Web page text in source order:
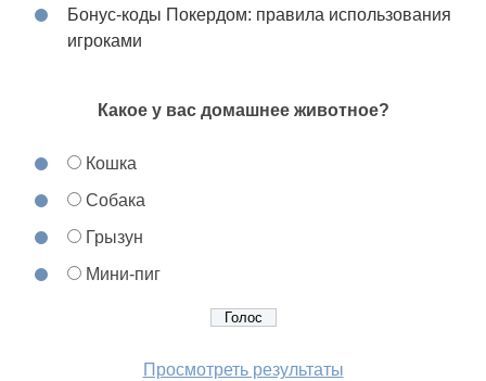
Бонус-коды Покердом: правила использования
игроками
Какое у вас домашнее животное?
Кошка
Собака
Грызун
Мини-пиг
Просмотреть результаты